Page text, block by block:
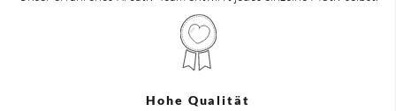
Hohe Qualität